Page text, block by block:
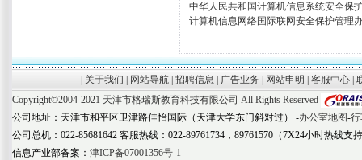
中华人民共和国计算机信息系统安全保
计算机信息网络国际联网安全保护管理
关于我们 网站导航 招聘信息 广告业务 网站申明 客服中心
Copyright©2004-2021 天津市格瑞斯教育科技有限公司 All Rights Reserved
公司地址：天津市和平区卫津路佳怡国际（天津大学东门斜对过） -办公室地图-
公司总机：022-85681642 客服热线：022-89761734，89761570（7X24小时热线支
信息产业部备案： 津ICP备07001356号-1